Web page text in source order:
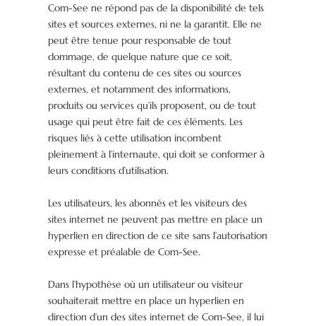
Com-See ne répond pas de la disponibilité de tels
sites et sources externes, ni ne la garantit. Elle ne
peut être tenue pour responsable de tout
dommage, de quelque nature que ce soit,
résultant du contenu de ces sites ou sources
externes, et notamment des informations,
produits ou services qu’ils proposent, ou de tout
usage qui peut être fait de ces éléments. Les
risques liés à cette utilisation incombent
pleinement à l’internaute, qui doit se conformer à
leurs conditions d’utilisation.
Les utilisateurs, les abonnés et les visiteurs des
sites internet ne peuvent pas mettre en place un
hyperlien en direction de ce site sans l’autorisation
expresse et préalable de Com-See.
Dans l’hypothèse où un utilisateur ou visiteur
souhaiterait mettre en place un hyperlien en
direction d’un des sites internet de Com-See, il lui